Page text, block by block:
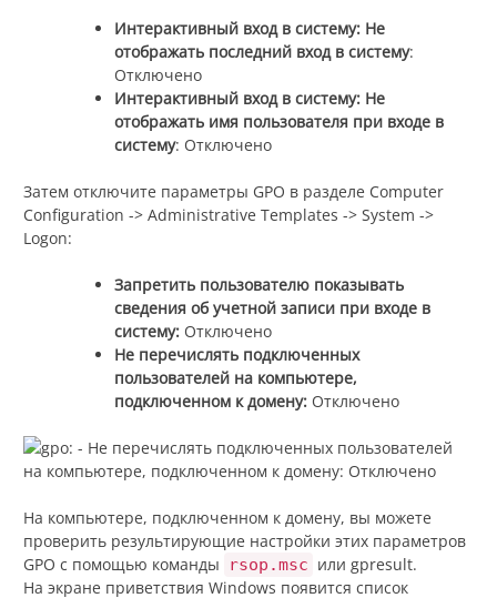
Интерактивный вход в систему: Не
отображать последний вход в систему:
Отключено
Интерактивный вход в систему: Не
отображать имя пользователя при входе в
систему: Отключено
Затем отключите параметры GPO в разделе Computer
Configuration -> Administrative Templates -> System ->
Logon:
Запретить пользователю показывать
сведения об учетной записи при входе в
систему: Отключено
Не перечислять подключенных
пользователей на компьютере,
подключенном к домену: Отключено
На компьютере, подключенном к домену, вы можете
проверить результирующие настройки этих параметров
GPO с помощью команды
rsop.msc или gpresult.
На экране приветствия Windows появится список